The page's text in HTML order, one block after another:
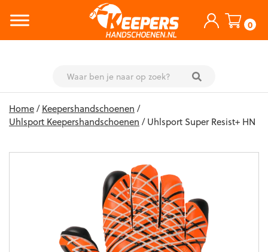
0
content
Home/Keepershandschoenen /
Uhlsport Keepershandschoenen / Uhlsport Super Resist+ HN